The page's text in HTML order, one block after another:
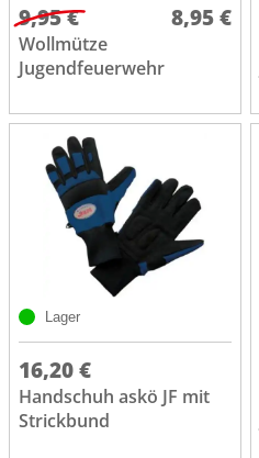
9,95 € 8,95 €
Wollmütze
Jugendfeuerwehr
Lager
16,20 €
Handschuh askö JF mit
Strickbund